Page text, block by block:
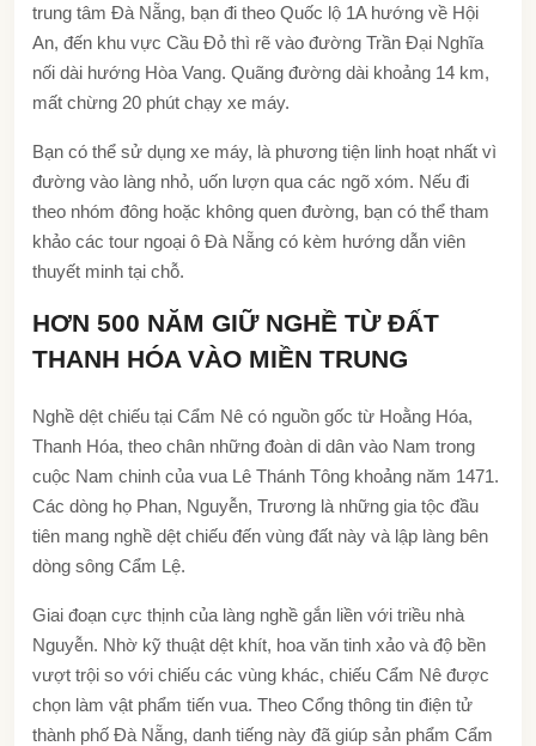
trung tâm Đà Nẵng, bạn đi theo Quốc lộ 1A hướng về Hội
An, đến khu vực Cầu Đỏ thì rẽ vào đường Trần Đại Nghĩa
nối dài hướng Hòa Vang. Quãng đường dài khoảng 14 km,
mất chừng 20 phút chạy xe máy.
Bạn có thể sử dụng xe máy, là phương tiện linh hoạt nhất vì
đường vào làng nhỏ, uốn lượn qua các ngõ xóm. Nếu đi
theo nhóm đông hoặc không quen đường, bạn có thể tham
khảo các tour ngoại ô Đà Nẵng có kèm hướng dẫn viên
thuyết minh tại chỗ.
HƠN 500 NĂM GIỮ NGHỀ TỪ ĐẤT
THANH HÓA VÀO MIỀN TRUNG
Nghề dệt chiếu tại Cẩm Nê có nguồn gốc từ Hoằng Hóa,
Thanh Hóa, theo chân những đoàn di dân vào Nam trong
cuộc Nam chinh của vua Lê Thánh Tông khoảng năm 1471.
Các dòng họ Phan, Nguyễn, Trương là những gia tộc đầu
tiên mang nghề dệt chiếu đến vùng đất này và lập làng bên
dòng sông Cẩm Lệ.
Giai đoạn cực thịnh của làng nghề gắn liền với triều nhà
Nguyễn. Nhờ kỹ thuật dệt khít, hoa văn tinh xảo và độ bền
vượt trội so với chiếu các vùng khác, chiếu Cẩm Nê được
chọn làm vật phẩm tiến vua. Theo Cổng thông tin điện tử
thành phố Đà Nẵng, danh tiếng này đã giúp sản phẩm Cẩm